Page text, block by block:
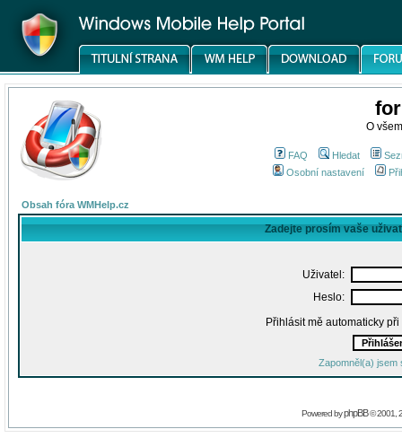
O
FAQ Hledat
Osobní nastavení
Obsah fóra WMHelp.cz
Zadejte prosím vaše
Uživatel:
Heslo:
Přihlásit mě automaticky
Zapomněl(a) jsem
Powered byphpBB© 2001,